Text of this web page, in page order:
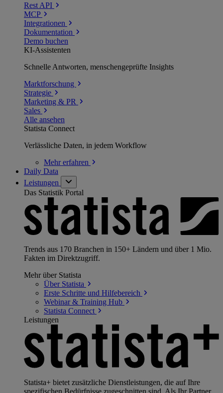
Rest API
MCP
Integrationen
Dokumentation
Demo buchen
KI-Assistenten
Schnelle Antworten, menschengeprüfte Insights
Marktforschung
Strategie
Marketing & PR
Sales
Alle ansehen
Statista Connect
Verlässliche Daten, in jedem Workflow
Mehrerfahren
Daily Data
Leistungen
Das Statistik Portal
Trends aus 170 Branchen in 150+ Ländern und über 1 Mio.
Fakten im Direktzugriff.
Mehr über Statista
Über Statista
Erste Schritte und Hilfebereich
Webinar & Training Hub
Statista Connect
Leistungen
Statista+ bietet zusätzliche Dienstleistungen, die auf Ihre
spezifischen Bedürfnisse zugeschnitten sind. Als Ihr Partner